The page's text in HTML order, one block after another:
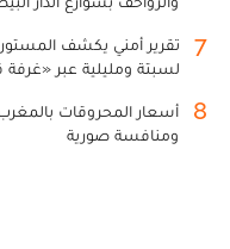
7
تقرير أمني يكشف
لسبتة ومليلية عبر «غرفة
8
أسعار المحروقات
ومنافسة صورية